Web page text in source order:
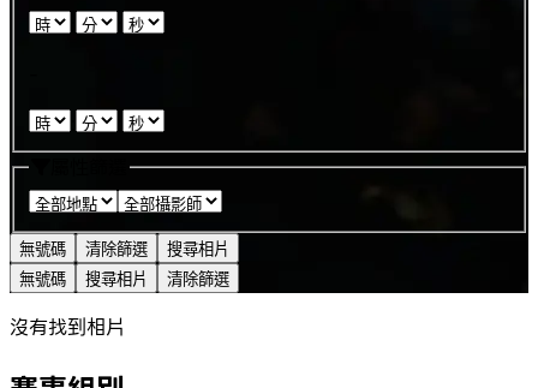
無號碼 清除篩選
搜尋相片
無號碼
搜尋相片 清除篩選
沒有找到相片